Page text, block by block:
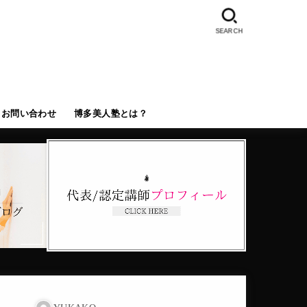
お問い合わせ 博多美人塾とは？
SEARCH